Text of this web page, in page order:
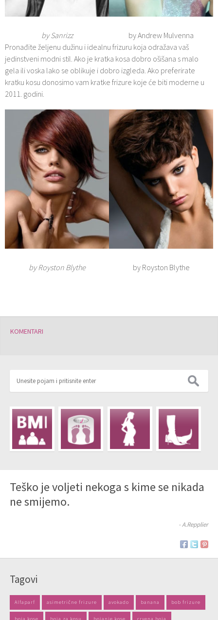
by Sanrizz
by Andrew Mulvenna
Pronađite željenu dužinu i idealnu frizuru koja odražava vaš
jedinstveni modni stil. Ako je kratka kosa dobro ošišana s malo
gela ili voska lako se oblikuje i dobro izgleda. Ako preferirate
kratku kosu donosimo vam kratke frizure koje će biti moderne u
2011. godini.
by Royston Blythe by Royston Blythe
KOMENTARI
Teško je voljeti nekoga s kime se nikada
ne smijemo.
- A.Repplier
Tagovi
Alfaparf asimetrične frizure avokado banana bob frizure